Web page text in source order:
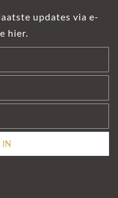
updates via e-
hier.
IN